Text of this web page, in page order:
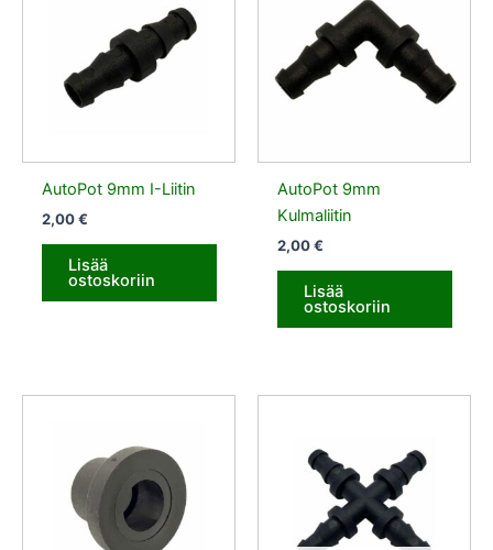
AutoPot 9mm I-Liitin
2,00€
Lisää
ostoskoriin
AutoPot 9mm
Kulmaliitin
2,00€
Lisää
ostoskoriin